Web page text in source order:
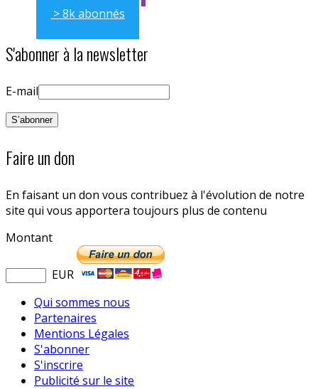
> 8k abonnés
S'abonner à la newsletter
E-mail
Faire un don
En faisant un don vous contribuez à l'évolution de notre
site qui vous apportera toujours plus de contenu
Montant
EUR
Qui sommes nous
Partenaires
Mentions Légales
S'abonner
S'inscrire
Publicité sur le site